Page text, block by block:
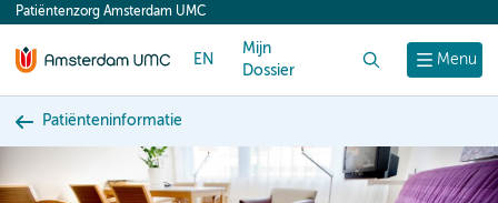
content
Menu
Patiëntenzorg Amsterdam UMC
EN
Mijn
Dossier
Patiënteninformatie